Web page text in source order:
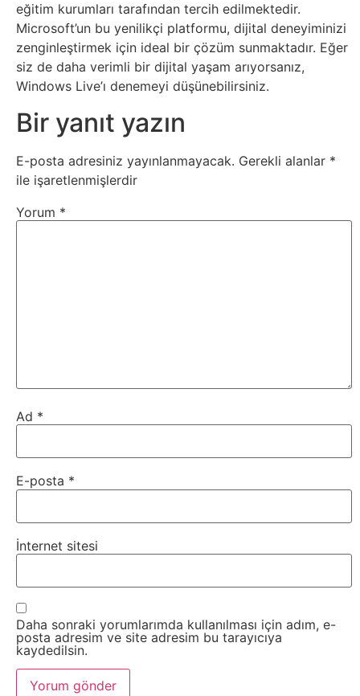
Webmaster
WordPress
Zeka
Yemek
Youtube
eğitim kurumları tarafından tercih edilmektedir.
Microsoft’un bu yenilikçi platformu, dijital deneyiminizi
zenginleştirmek için ideal bir çözüm sunmaktadır. Eğer
siz de daha verimli bir dijital yaşam arıyorsanız,
Windows Live’ı denemeyi düşünebilirsiniz.
Bir yanıt yazın
E-posta adresiniz yayınlanmayacak. Gerekli alanlar *
ile işaretlenmişlerdir
Yorum *
Ad *
E-posta *
İnternet sitesi
Daha sonraki yorumlarımda kullanılması için adım, e-
posta adresim ve site adresim bu tarayıcıya
kaydedilsin.